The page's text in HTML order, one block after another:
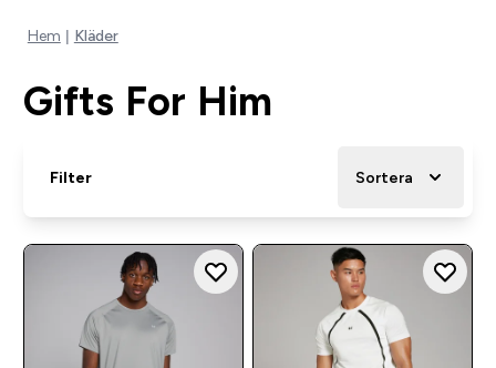
Hem Kläder
Gifts For Him
Filter Sortera